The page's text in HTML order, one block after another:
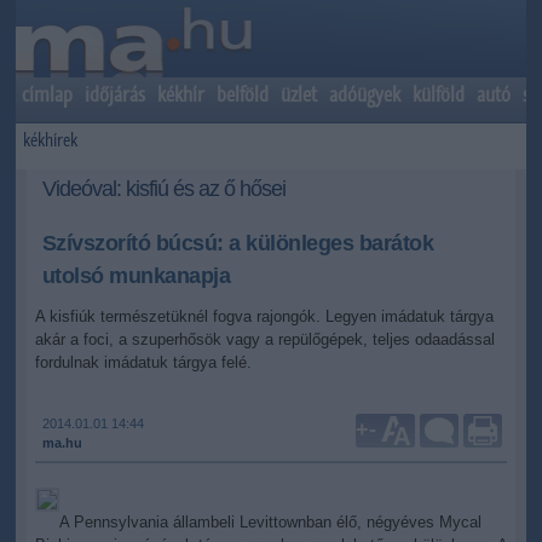
címlap időjárás kékhír belföld üzlet adóügyek külföld autó
kékhírek
Videóval: kisfiú és az ő hősei
Szívszorító búcsú: a különleges barátok
utolsó munkanapja
A kisfiúk természetüknél fogva rajongók. Legyen imádatuk tárgya
akár a foci, a szuperhősök vagy a repülőgépek, teljes odaadással
fordulnak imádatuk tárgya felé.
2014.01.01 14:44
ma.hu
+-
A Pennsylvania állambeli Levittownban élő, négyéves Mycal